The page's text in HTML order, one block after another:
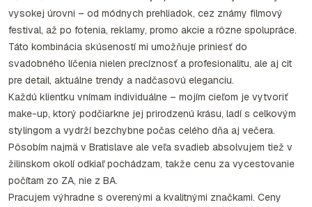
vysokej úrovni – od módnych prehliadok, cez známy filmový
festival, až po fotenia, reklamy, promo akcie a rôzne spolupráce.
Táto kombinácia skúseností mi umožňuje priniesť do
svadobného líčenia nielen precíznosť a profesionalitu, ale aj cit
pre detail, aktuálne trendy a nadčasovú eleganciu.
Každú klientku vnímam individuálne – mojím cieľom je vytvoriť
make-up, ktorý podčiarkne jej prirodzenú krásu, ladí s celkovým
stylingom a vydrží bezchybne počas celého dňa aj večera.
Pôsobím najmä v Bratislave ale veľa svadieb absolvujem tiež v
žilinskom okolí odkiaľ pochádzam, takže cenu za vycestovanie
počítam zo ZA, nie z BA.
Pracujem výhradne s overenými a kvalitnými značkami. Ceny